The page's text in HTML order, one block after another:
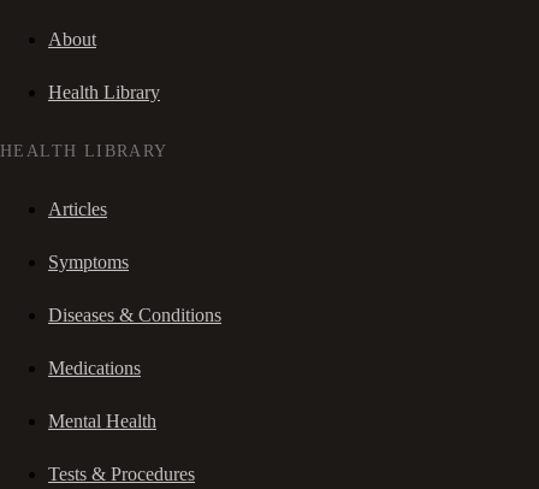
About
Health Library
HEALTH LIBRARY
Articles
Symptoms
Diseases & Conditions
Medications
Mental Health
Tests & Procedures